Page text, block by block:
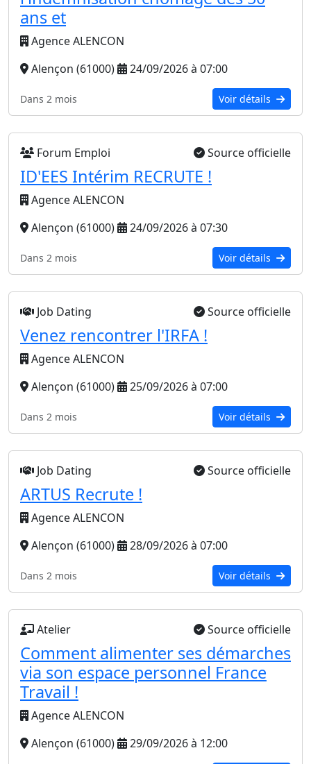
ans et
Agence ALENCON
Alençon (61000)
24/09/2026 à 07:00
Dans 2 mois Voir détails
Forum Emploi Source officielle
ID'EES Intérim RECRUTE !
Agence ALENCON
Alençon (61000)
24/09/2026 à 07:30
Dans 2 mois Voir détails
Job Dating Source officielle
Venez rencontrer l'IRFA !
Agence ALENCON
Alençon (61000)
25/09/2026 à 07:00
Dans 2 mois Voir détails
Job Dating Source officielle
ARTUS Recrute !
Agence ALENCON
Alençon (61000)
28/09/2026 à 07:00
Dans 2 mois Voir détails
Atelier Source officielle
Comment alimenter ses démarches
via son espace personnel France
Travail !
Agence ALENCON
Alençon (61000)
29/09/2026 à 12:00